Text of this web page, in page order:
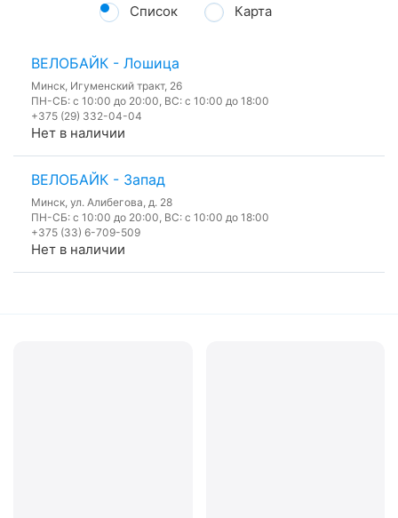
Список Карта
ВЕЛОБАЙК - Лошица
Минск, Игуменский тракт, 26
ПН-СБ: с 10:00 до 20:00, ВС: с 10:00 до 18:00
+375 (29) 332-04-04
Нет в наличии
ВЕЛОБАЙК - Запад
Минск, ул. Алибегова, д. 28
ПН-СБ: с 10:00 до 20:00, ВС: с 10:00 до 18:00
+375 (33) 6-709-509
Нет в наличии